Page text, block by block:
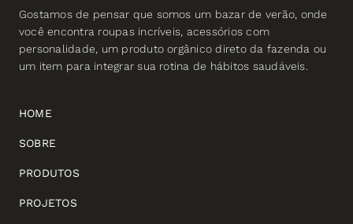
Gostamos de pensar que somos um bazar de verão, onde
você encontra roupas incríveis, acessórios com
personalidade, um produto orgânico direto da fazenda ou
um item para integrar sua rotina de hábitos saudáveis.
HOME
SOBRE
PRODUTOS
PROJETOS